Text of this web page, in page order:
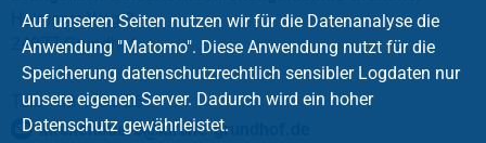
Holnisser Weg 9
24977 Grundhof
Tel.: +49 4636 261
kirchenbuero@kirche-grundhof
Auf unseren Seiten nutzen wir für die Datenanalyse die
Anwendung "Matomo". Diese Anwendung nutzt für die
Speicherung datenschutzrechtlich sensibler Logdaten nur
unsere eigenen Server. Dadurch wird ein hoher
Datenschutz gewährleistet.